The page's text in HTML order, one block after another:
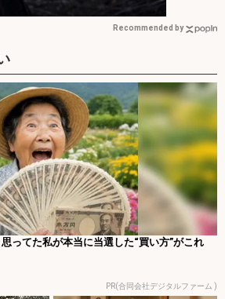
Recommended by
ってた私が本当に当選した“買い方”がこれ
PR(合同会社デジタルファーム )